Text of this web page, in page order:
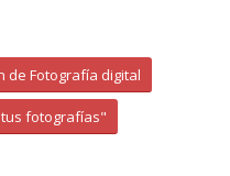
de Fotografía digital
tus fotografías"